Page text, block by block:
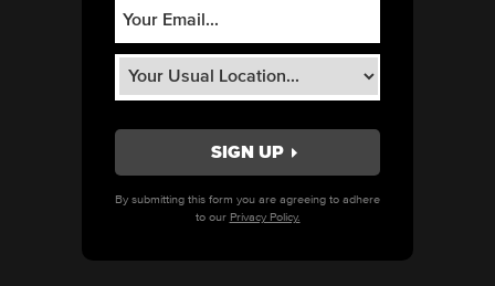
By submitting this form you are agreeing to adhere
to our Privacy Policy.